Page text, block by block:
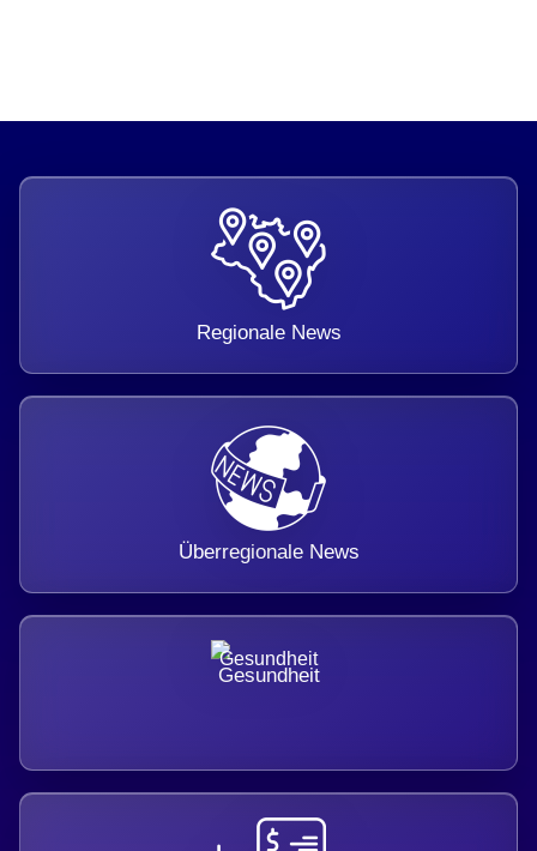
Regionale News
Überregionale News
Gesundheit